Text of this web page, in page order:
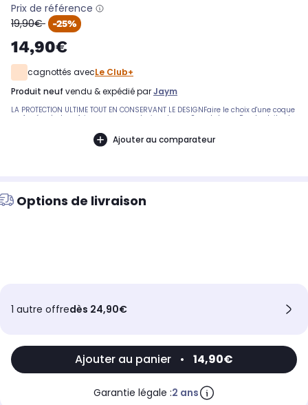
Prix de référence
oldPrice
19,90€ -25%
14,90€
cagnottés avecLe Club+
produit neuf vendu & expédié parJaym
LA PROTECTION ULTIME TOUT EN CONSERVANT LE DESIGNFaire le choix d'une coque
renforcée, c'est parfois renoncer au design de son Smartphone. Pourtant, il est
jusqu'à 2M de hauteur, tout en conservant en transparence la couleur et le
design de son Smartphone.Notre coque renforcée souple et transparente est
Ajouter au comparateur
Options de livraison
1 autre offredès 24,90€
Ajouter au panier • 14,90€
Garantie légale :2 ans